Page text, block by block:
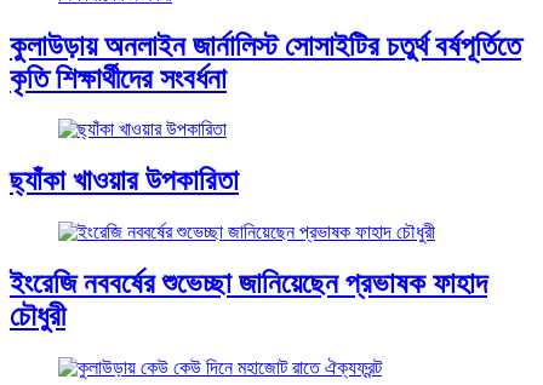
কুলাউড়ায় অনলাইন জার্নালিস্ট সোসাইটির চতুর্থ বর্ষপূর্তিতে
কৃতি শিক্ষার্থীদের সংবর্ধনা
ছ্যাঁকা খাওয়ার উপকারিতা
ইংরেজি নববর্ষের শুভেচ্ছা জানিয়েছেন প্রভাষক ফাহাদ
চৌধুরী